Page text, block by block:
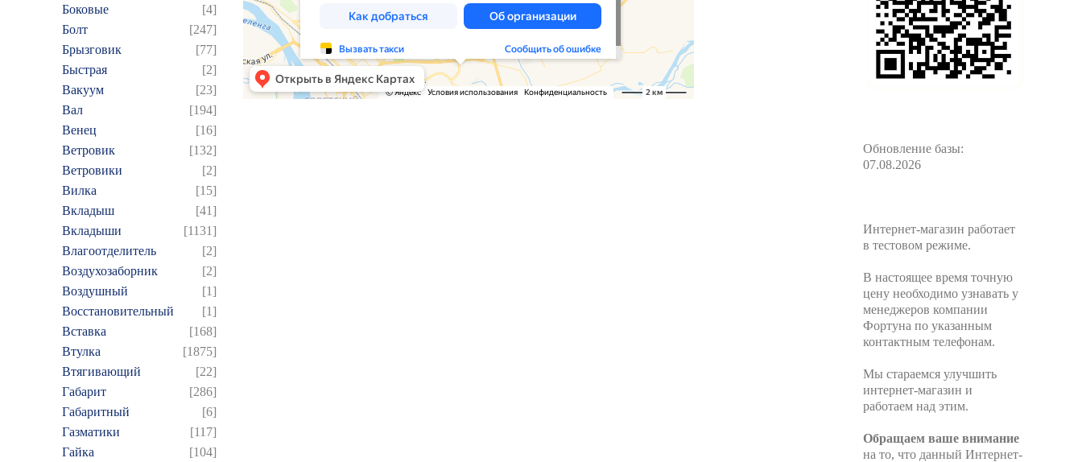
Боковые
[4]
Болт
[247]
Брызговик
[77]
Быстрая
[2]
Вакуум
[23]
Вал
[194]
Венец
[16]
Ветровик
[132]
Ветровики
[2]
Вилка
[15]
Вкладыш
[41]
Вкладыши
[1131]
Влагоотделитель
[2]
Воздухозаборник
[2]
Воздушный
[1]
Восстановительный
[1]
Вставка
[168]
Втулка
[1875]
Втягивающий
[22]
Габарит
[286]
Габаритный
[6]
Газматики
[117]
Гайка
[104]
Обновление базы:
07.08.2026
Интернет-магазин работает
в тестовом режиме.
В настоящее время точную
цену необходимо узнавать у
менеджеров компании
Фортуна по указанным
контактным телефонам.
Мы стараемся улучшить
интернет-магазин и
работаем над этим.
Обращаем ваше внимание
на то, что данный Интернет-